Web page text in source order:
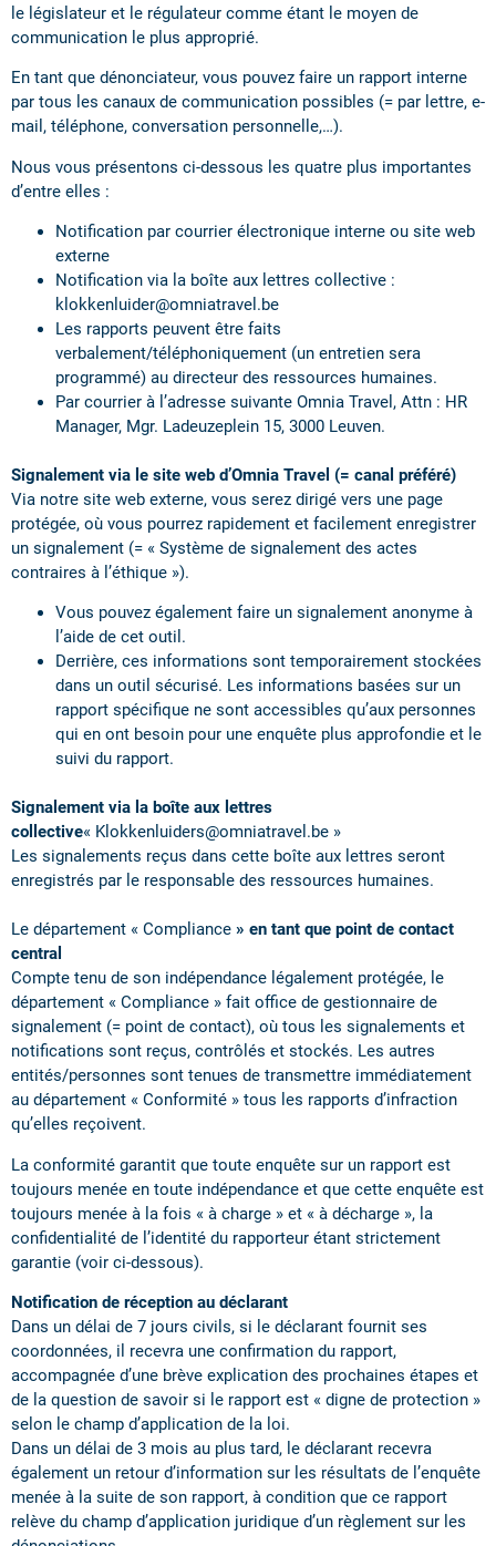
le législateur et le régulateur comme étant le moyen de
communication le plus approprié.
En tant que dénonciateur, vous pouvez faire un rapport interne
par tous les canaux de communication possibles (= par lettre, e-
mail, téléphone, conversation personnelle,…).
Nous vous présentons ci-dessous les quatre plus importantes
d’entre elles :
Notification par courrier électronique interne ou site web
externe
Notification via la boîte aux lettres collective :
klokkenluider@omniatravel.be
Les rapports peuvent être faits
verbalement/téléphoniquement (un entretien sera
programmé) au directeur des ressources humaines.
Par courrier à l’adresse suivante Omnia Travel, Attn : HR
Manager, Mgr. Ladeuzeplein 15, 3000 Leuven.
Signalement via le site web d’Omnia Travel (= canal préféré)
Via notre site web externe, vous serez dirigé vers une page
protégée, où vous pourrez rapidement et facilement enregistrer
un signalement (= « Système de signalement des actes
contraires à l’éthique »).
Vous pouvez également faire un signalement anonyme à
l’aide de cet outil.
Derrière, ces informations sont temporairement stockées
dans un outil sécurisé. Les informations basées sur un
rapport spécifique ne sont accessibles qu’aux personnes
qui en ont besoin pour une enquête plus approfondie et le
suivi du rapport.
Signalement via la boîte aux lettres
collective« Klokkenluiders@omniatravel.be »
Les signalements reçus dans cette boîte aux lettres seront
enregistrés par le responsable des ressources humaines.
Le département « Compliance » en tant que point de contact
central
Compte tenu de son indépendance légalement protégée, le
département « Compliance » fait office de gestionnaire de
signalement (= point de contact), où tous les signalements et
notifications sont reçus, contrôlés et stockés. Les autres
entités/personnes sont tenues de transmettre immédiatement
au département « Conformité » tous les rapports d’infraction
qu’elles reçoivent.
La conformité garantit que toute enquête sur un rapport est
toujours menée en toute indépendance et que cette enquête est
toujours menée à la fois « à charge » et « à décharge », la
confidentialité de l’identité du rapporteur étant strictement
garantie (voir ci-dessous).
Notification de réception au déclarant
Dans un délai de 7 jours civils, si le déclarant fournit ses
coordonnées, il recevra une confirmation du rapport,
accompagnée d’une brève explication des prochaines étapes et
de la question de savoir si le rapport est « digne de protection »
selon le champ d’application de la loi.
Dans un délai de 3 mois au plus tard, le déclarant recevra
également un retour d’information sur les résultats de l’enquête
menée à la suite de son rapport, à condition que ce rapport
relève du champ d’application juridique d’un règlement sur les